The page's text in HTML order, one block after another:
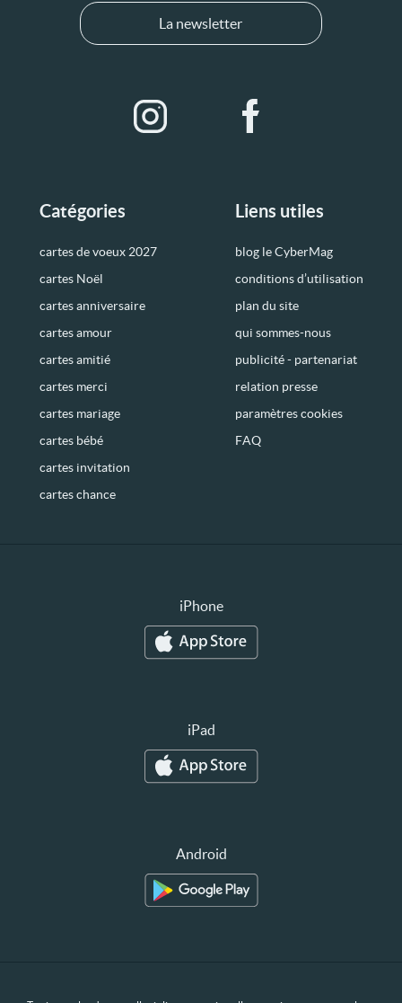
Catégories
cartes de voeux 2027
cartes Noël
cartes anniversaire
cartes amour
cartes amitié
cartes merci
cartes mariage
cartes bébé
cartes invitation
cartes chance
Liens utiles
blog le CyberMag
conditions d’utilisation
plan du site
qui sommes-nous
publicité - partenariat
relation presse
paramètres cookies
FAQ
La newsletter
iPhone
iPad
Android